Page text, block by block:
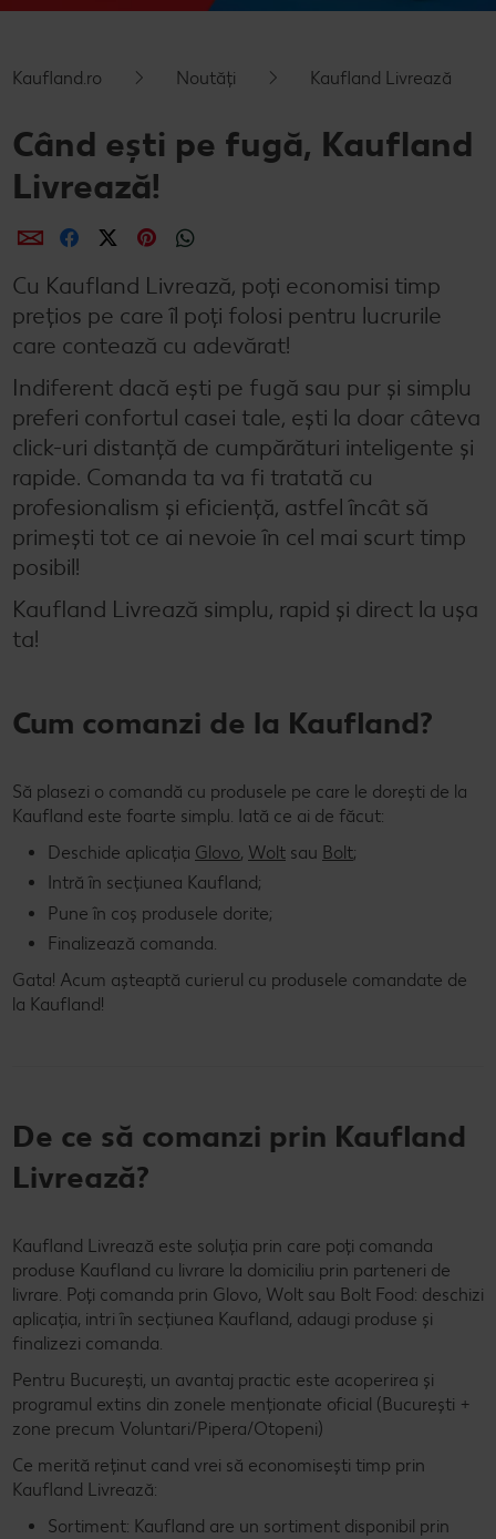
Cu Kaufland Card alimentezi ușor
Vreau din România
Ce gătim azi?
Rețete rapide
Rețete de prăjituri
Rețete cu carne
Rețete de post
Raw vegan
Codul Grataragiului NOU
Ești producător local? Te strigă Kaufland!
Ieftin și bun
Când cere ceva dulce
Marcă proprie Kaufland - și calitate și preț mic
RE:FRESH
România știe să gătească
Fresh
Concursuri online
Click & Reserve
Timp liber
Kaufland.ro Noutăți Kaufland Livrează
Când ești pe fugă, Kaufland
Livrează!
DistribuieDistribuieDistribuieDistribuie
Cu Kaufland Livrează, poți economisi timp
prețios pe care îl poți folosi pentru lucrurile
care contează cu adevărat!
Indiferent dacă ești pe fugă sau pur și simplu
preferi confortul casei tale, ești la doar câteva
click-uri distanță de cumpărături inteligente și
rapide. Comanda ta va fi tratată cu
profesionalism și eficiență, astfel încât să
primești tot ce ai nevoie în cel mai scurt timp
posibil!
Kaufland Livrează simplu, rapid și direct la ușa
ta!
Cum comanzi de la Kaufland?
Să plasezi o comandă cu produsele pe care le dorești de la
Kaufland este foarte simplu. Iată ce ai de făcut:
Deschide aplicația Glovo, Wolt sau Bolt;
Intră în secțiunea Kaufland;
Pune în coș produsele dorite;
Finalizează comanda.
Gata! Acum așteaptă curierul cu produsele comandate de
la Kaufland!
De ce să comanzi prin Kaufland
Livrează?
Kaufland Livrează este soluția prin care poți comanda
produse Kaufland cu livrare la domiciliu prin parteneri de
livrare. Poți comanda prin Glovo, Wolt sau Bolt Food: deschizi
aplicația, intri în secțiunea Kaufland, adaugi produse și
finalizezi comanda.
Pentru București, un avantaj practic este acoperirea și
programul extins din zonele menționate oficial (București +
zone precum Voluntari/Pipera/Otopeni)
Ce merită reținut cand vrei să economisești timp prin
Kaufland Livrează:
Sortiment: Kaufland are un sortiment disponibil prin